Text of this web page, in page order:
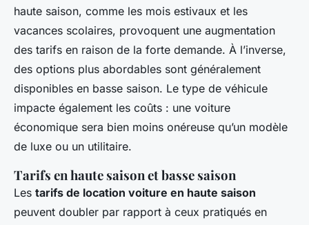
haute saison, comme les mois estivaux et les
vacances scolaires, provoquent une augmentation
des tarifs en raison de la forte demande. À l’inverse,
des options plus abordables sont généralement
disponibles en basse saison. Le type de véhicule
impacte également les coûts : une voiture
économique sera bien moins onéreuse qu’un modèle
de luxe ou un utilitaire.
Tarifs en haute saison et basse saison
Les tarifs de location voiture en haute saison
peuvent doubler par rapport à ceux pratiqués en